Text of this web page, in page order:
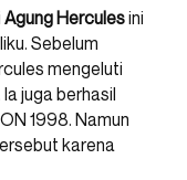
Agung Herculesini
Sebelum
mengeluti
juga berhasil
1998. Namun
karena